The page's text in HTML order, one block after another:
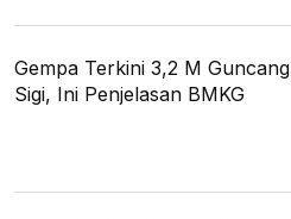
Gempa Terkini 3,2 M Guncang
Sigi, Ini Penjelasan BMKG